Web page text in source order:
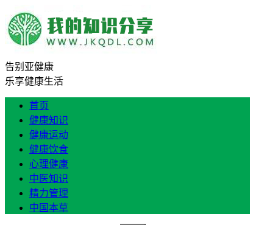
告别亚健康
乐享健康生活
首页
健康知识
健康运动
健康饮食
心理健康
中医知识
精力管理
中国本草